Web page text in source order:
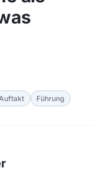
Auftakt Führung